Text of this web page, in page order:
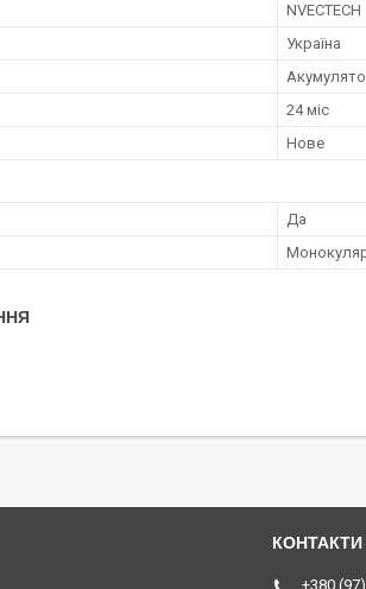
NVECTECH
Україна
24 міс
Нове
Да
+380